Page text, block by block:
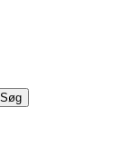
Søg